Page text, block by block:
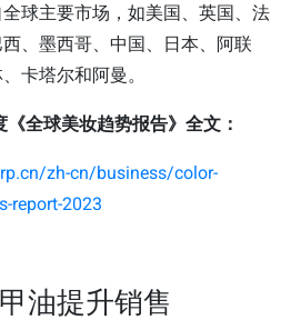
球主要市场，如美国、英国、法
、墨西哥、中国、日本、阿联
卡塔尔和阿曼。
全球美妆趋势报告》全文：
zh-cn/business/color-
report-2023
油提升销售